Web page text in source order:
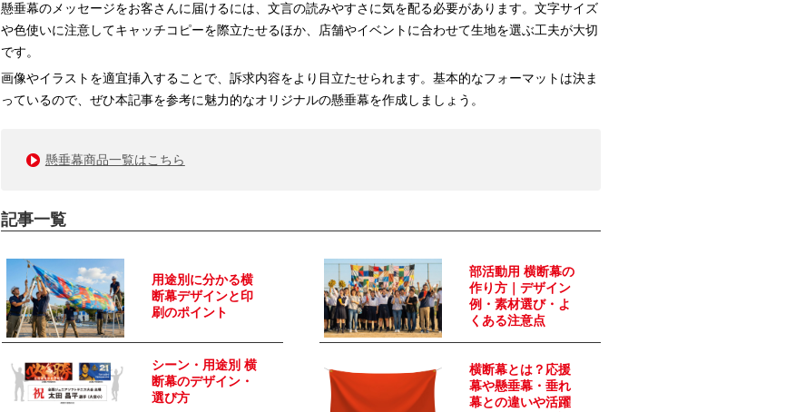
懸垂幕のメッセージをお客さんに届けるには、文言の読みやすさに気を配る必要があります。文字サイズ
や色使いに注意してキャッチコピーを際立たせるほか、店舗やイベントに合わせて生地を選ぶ工夫が大切
です。
画像やイラストを適宜挿入することで、訴求内容をより目立たせられます。基本的なフォーマットは決ま
っているので、ぜひ本記事を参考に魅力的なオリジナルの懸垂幕を作成しましょう。
懸垂幕商品一覧はこちら
記事一覧
用途別に分かる横
断幕デザインと印
刷のポイント
部活動用 横断幕の
作り方｜デザイン
例・素材選び・よ
くある注意点
シーン・用途別 横
断幕のデザイン・
選び方
横断幕とは？応援
幕や懸垂幕・垂れ
幕との違いや活躍